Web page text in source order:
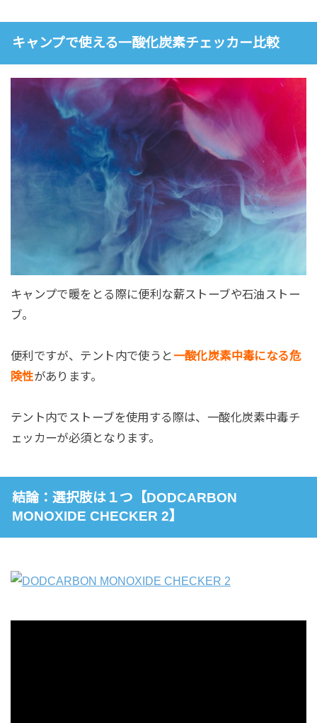
キャンプで使える一酸化炭素チェッカー比較
キャンプで暖をとる際に便利な薪ストーブや石油ストー
ブ。
便利ですが、テント内で使うと一酸化炭素中毒になる危
険性があります。
テント内でストーブを使用する際は、一酸化炭素中毒チ
ェッカーが必須となります。
結論：選択肢は１つ【DODCARBON
MONOXIDE CHECKER 2】